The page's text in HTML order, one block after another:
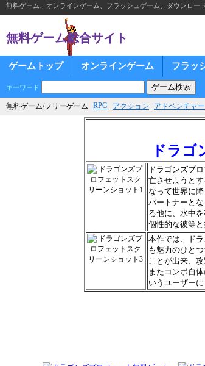
無料ゲーム、オンラインゲーム、フラッシュゲーム、ダウンロー
無料ゲーム総合サイト
ゲームトップ オンラインゲーム フラッ
キーワード
無料ゲーム/フリーゲーム RPG アクション アドベンチャー
ドラゴ
ドラゴンズプ
亡させようと
なって世界に降
パートナーと
る他に、水中
個性的な彼等
本作では、ド
も魅力のひと
ことが出来、
またコンボ自
いうユーザー